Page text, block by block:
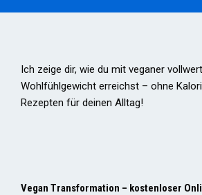
Ich zeige dir, wie du mit veganer
Wohlfühlgewicht erreichst – ohne
Rezepten für deinen Alltag!
Vegan Transformation – kostenloser